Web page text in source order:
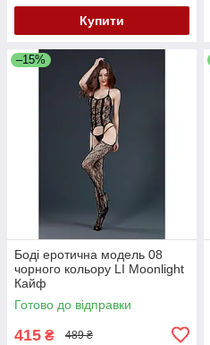
Купити
–15%
Боді еротична модель 08
чорного кольору LI Moonlight
Кайф
Готово до відправки
415 ₴ 489 ₴